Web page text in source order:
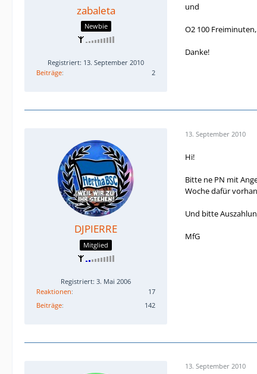
zabaleta
Newbie
Registriert: 13. September 2010
Beiträge
2
und
O2 100
Danke!
DJPIERRE
Mitglied
Registriert: 3. Mai 2006
Reaktionen
17
Beiträge
142
13. September 2010
Hi!
Bitte ne PN mit
Woche dafür
Und bitte
MfG
13. September 2010